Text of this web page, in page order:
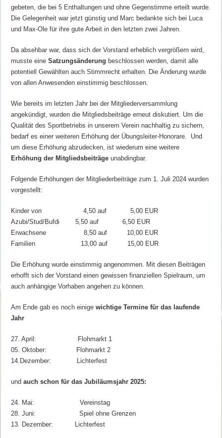
gebeten, die bei 5 Enthaltungen und ohne Gegenstimme erteilt wurde.
Die Gelegenheit war jetzt günstig und Marc bedankte sich bei Luca
und Max-Ole für ihre gute Arbeit in den letzten zwei Jahren.
Da absehbar war, dass sich der Vorstand erheblich vergrößern wird,
musste eineSatzungsänderung beschlossen werden, damit alle
potentiell Gewählten auch Stimmrecht erhalten. Die Änderung wurde
von allen Anwesenden einstimmig beschlossen.
Wie bereits im letzten Jahr bei der Mitgliederversammlung
angekündigt, wurden die Mitgliedsbeiträge erneut diskutiert. Um die
Qualität des Sportbetriebs in unserem Verein nachhaltig zu sichern,
bedarf es einer weiteren Erhöhung der Übungsleiter-Honorare. Und
um diese Erhöhung abzudecken, ist wiederum eine weitere
Erhöhung der Mitgliedsbeiträge unabdingbar.
Folgende Erhöhungen der Mitgliederbeiträge zum 1. Juli 2024 wurden
vorgestellt:
Kinder von 4,50 auf 5,00 EUR
Azubi/Stud/Bufdi 5,50 auf 6,50 EUR
Erwachsene 8,50 auf 10,00 EUR
Familien 13,00 auf 15,00 EUR
Die Erhöhung wurde einstimmig angenommen. Mit diesen Beiträgen
erhofft sich der Vorstand einen gewissen finanziellen Spielraum, um
auch anhängige Vorhaben angehen zu können.
Am Ende gab es noch einigewichtige Termine für das laufende
Jahr
27. April: Flohmarkt 1
05. Oktober: Flohmarkt 2
14.Dezember: Lichterfest
undauch schon für das Jubiläumsjahr 2025:
24. Mai: Vereinstag
28. Juni: Spiel ohne Grenzen
13. Dezember: Lichterfest